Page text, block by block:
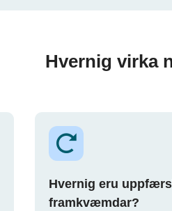
Hvernig virka
Hvernig eru
framkvæmdar?